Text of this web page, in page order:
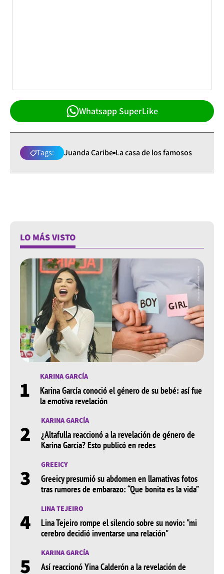
Whatsapp SuperLike
Tags: Juanda Caribe La casa de los famosos
LO MÁS VISTO
1 KARINA GARCÍA
Karina García conoció el género de su bebé: así fue
la emotiva revelación
2 KARINA GARCÍA
¿Altafulla reaccionó a la revelación de género de
Karina García? Esto publicó en redes
3 GREEICY
Greeicy presumió su abdomen en llamativas fotos
tras rumores de embarazo: “Que bonita es la vida”
4 LINA TEJEIRO
Lina Tejeiro rompe el silencio sobre su novio: "mi
cerebro decidió inventarse una relación"
5 KARINA GARCÍA
Así reaccionó Yina Calderón a la revelación de